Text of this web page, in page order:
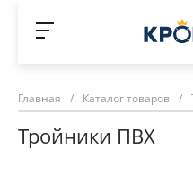
Главная / Каталог товаров /
Тройники ПВХ